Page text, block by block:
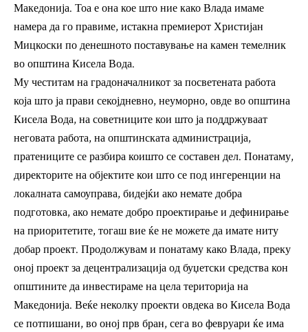
Македонија. Тоа е она кое што ние како Влада имаме
намера да го правиме, истакна премиерот Христијан
Мицкоски по денешното поставување на камен темелник
во општина Кисела Вода.
Му честитам на градоначалникот за посветената работа
која што ја прави секојдневно, неуморно, овде во општина
Кисела Вода, на советниците кои што ја поддржуваат
неговата работа, на општинската администрација,
пратениците се разбира коишто се составен дел. Понатаму,
директорите на објектите кои што се под ингеренции на
локалната самоуправа, бидејќи ако немате добра
подготовка, ако немате добро проектирање и дефинирање
на приоритетите, тогаш вие ќе не можете да имате ниту
добар проект. Продолжувам и понатаму како Влада, преку
оној проект за децентрализација од буџетски средства кон
општините да инвестираме на цела територија на
Македонија. Веќе неколку проекти овдека во Кисела Вода
се потпишани, во оној прв бран, сега во февруари ќе има